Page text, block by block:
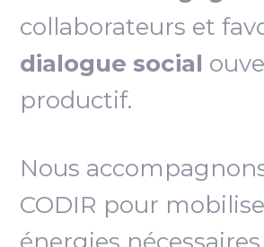
collaborateurs et
dialogue social
productif.
Nous
CODIR pour